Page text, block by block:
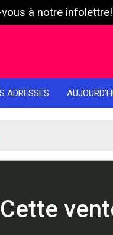
à notre infolettre!
ADRESSES
Cette